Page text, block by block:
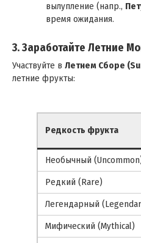
вылупление (напр.,
время ожидания.
3. Заработайте Летние
Участвуйте в Летнем Сборе
летние фрукты:
Редкость фрукта
Необычный
Редкий (Rare)
Легендарный
Мифический (Mythical)